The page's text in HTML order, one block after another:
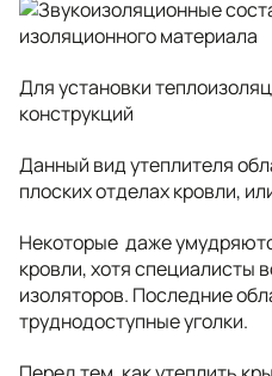
Для установки
конструкций
Данный вид утеплителя
плоских отделах кровли,
Некоторые даже
кровли, хотя специалисты
изоляторов. Последние
труднодоступные уголки.